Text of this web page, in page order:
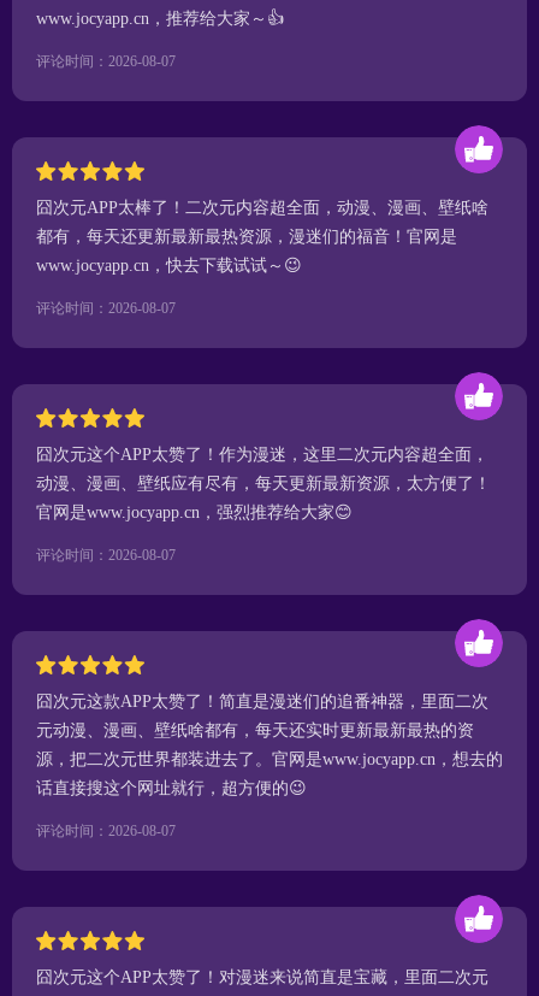
www.jocyapp.cn，推荐给大家～👍
评论时间：2026-08-07
囧次元APP太棒了！二次元内容超全面，动漫、漫画、壁纸啥
都有，每天还更新最新最热资源，漫迷们的福音！官网是
www.jocyapp.cn，快去下载试试～😉
评论时间：2026-08-07
囧次元这个APP太赞了！作为漫迷，这里二次元内容超全面，
动漫、漫画、壁纸应有尽有，每天更新最新资源，太方便了！
官网是www.jocyapp.cn，强烈推荐给大家😊
评论时间：2026-08-07
囧次元这款APP太赞了！简直是漫迷们的追番神器，里面二次
元动漫、漫画、壁纸啥都有，每天还实时更新最新最热的资
源，把二次元世界都装进去了。官网是www.jocyapp.cn，想去的
话直接搜这个网址就行，超方便的😉
评论时间：2026-08-07
囧次元这个APP太赞了！对漫迷来说简直是宝藏，里面二次元